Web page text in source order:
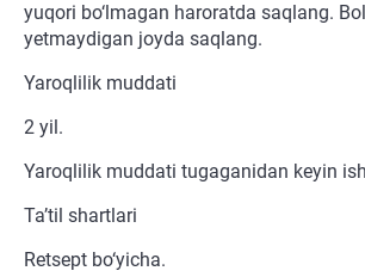
yuqori bo‘lmagan haroratda saqlang.
yetmaydigan joyda saqlang.
Yaroqlilik muddati
2 yil.
Yaroqlilik muddati tugaganidan keyin
Ta’til shartlari
Retsept bo‘yicha.